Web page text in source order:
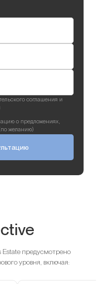
соглашения и
о предложениях,
желанию)
Estate предусмотрено
уровня, включая: